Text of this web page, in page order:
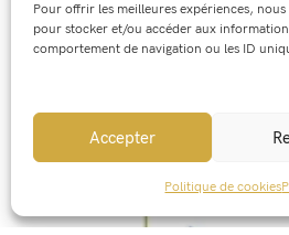
Pour offrir les meilleures expériences,
pour stocker et/ou accéder aux
comportement de navigation ou les ID
Accepter
Politique de cookies
Patrice